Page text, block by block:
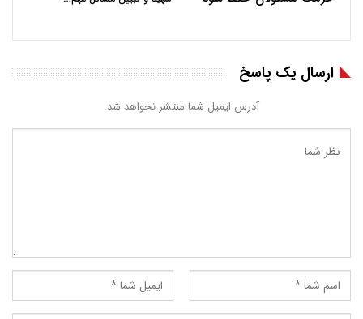
ارسال یک پاسخ
آدرس ایمیل شما منتشر نخواهد شد.